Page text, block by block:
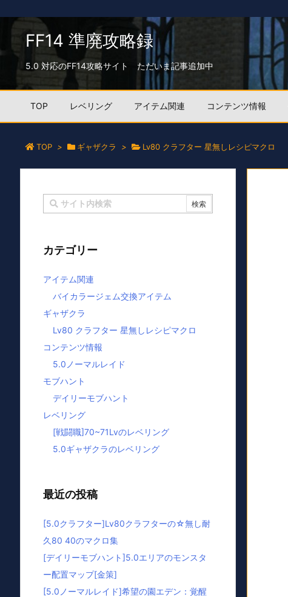
FF14 準廃攻略録
5.0 対応のFF14攻略サイト ただいま記事追加中
TOP レベリング アイテム関連 コンテンツ情報
TOP > ギャザクラ > Lv80 クラフター 星無しレシピマクロ
カテゴリー
アイテム関連
バイカラージェム交換アイテム
ギャザクラ
Lv80 クラフター 星無しレシピマクロ
コンテンツ情報
5.0ノーマルレイド
モブハント
デイリーモブハント
レベリング
[戦闘職]70~71Lvのレベリング
5.0ギャザクラのレベリング
最近の投稿
[5.0クラフター]Lv80クラフターの☆無し耐
久80 40のマクロ集
[デイリーモブハント]5.0エリアのモンスタ
ー配置マップ[金策]
[5.0ノーマルレイド]希望の園エデン：覚醒